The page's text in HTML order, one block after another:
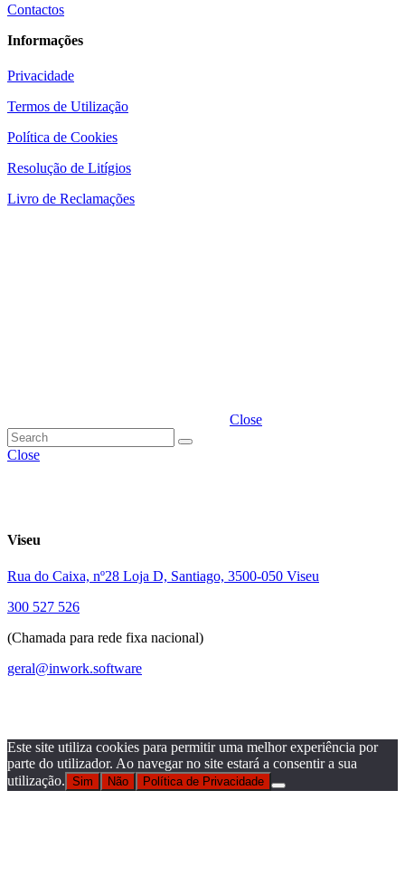
Contactos
Informações
Privacidade
Termos de Utilização
Política de Cookies
Resolução de Litígios
Livro de Reclamações
Close
Close
Viseu
Rua do Caixa, nº28 Loja D, Santiago, 3500-050 Viseu
300 527 526
(Chamada para rede fixa nacional)
geral@inwork.software
Este site utiliza cookies para permitir uma melhor experiência por
parte do utilizador. Ao navegar no site estará a consentir a sua
utilização. Sim Não Política de Privacidade